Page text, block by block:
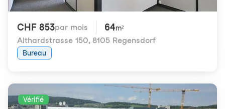
CHF 853par mois 64m²
Althardstrasse 150, 8105 Regensdorf
Bureau
Vérifié